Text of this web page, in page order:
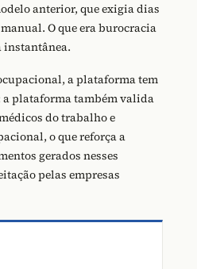
anterior, que exigia dias
O que era burocracia
instantânea.
a plataforma tem
plataforma também valida
do trabalho e
o que reforça a
gerados nesses
pelas empresas